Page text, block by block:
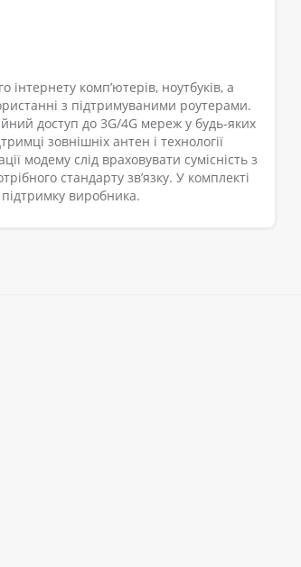
комп’ютерів, ноутбуків, а
з підтримуваними роутерами.
доступ до 3G/4G мереж у будь-яких
зовнішніх антен і технології
модему слід враховувати сумісність з
стандарту зв’язку. У комплекті
виробника.